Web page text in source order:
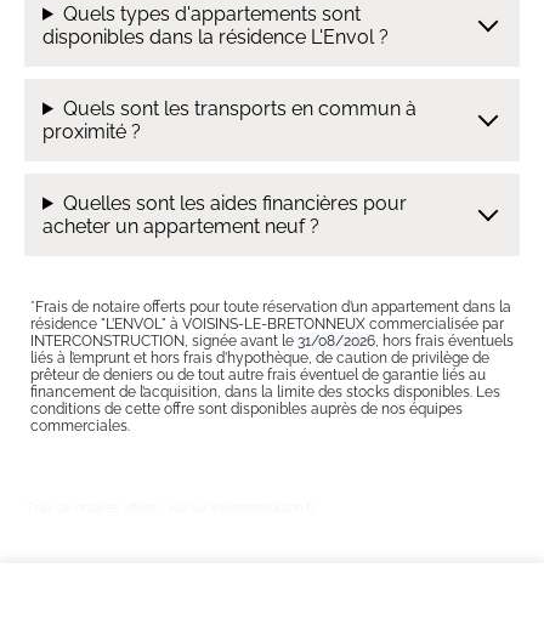
Quels types d'appartements sont
disponibles dans la résidence L'Envol ?
Quels sont les transports en commun à
proximité ?
Quelles sont les aides financières pour
acheter un appartement neuf ?
*Frais de notaire offerts pour toute réservation d’un appartement dans la
résidence "L’ENVOL" à VOISINS-LE-BRETONNEUX commercialisée par
INTERCONSTRUCTION, signée avant le 31/08/2026, hors frais éventuels
liés à l’emprunt et hors frais d’hypothèque, de caution de privilège de
prêteur de deniers ou de tout autre frais éventuel de garantie liés au
financement de l’acquisition, dans la limite des stocks disponibles. Les
conditions de cette offre sont disponibles auprès de nos équipes
commerciales.